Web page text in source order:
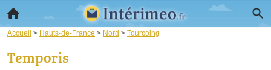
Accueil > Hauts-de-France > Nord > Tourcoing
Temporis